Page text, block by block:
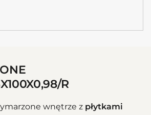
R
wnętrze z płytkami